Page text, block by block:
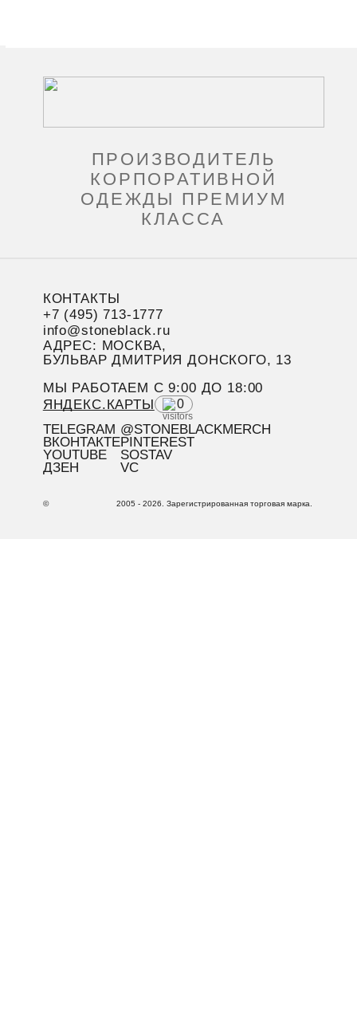
ПРОИЗВОДИТЕЛЬ
КОРПОРАТИВНОЙ
ОДЕЖДЫ ПРЕМИУМ
КЛАССА
КОНТАКТЫ
+7 (495) 713-1777
info@stoneblack.ru
АДРЕС: МОСКВА,
БУЛЬВАР ДМИТРИЯ ДОНСКОГО, 13
МЫ РАБОТАЕМ C 9:00 ДО 18:00
ЯНДЕКС.КАРТЫ
0
TELEGRAM
ВКОНТАКТЕ
YOUTUBE
ДЗЕН
@STONEBLACKMERCH
PINTEREST
SOSTAV
VC
© 2005 - 2026. Зарегистрированная торговая марка.